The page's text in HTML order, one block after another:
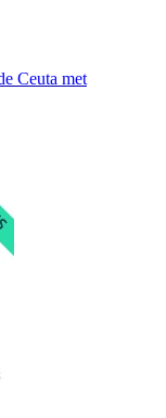
Ceuta met